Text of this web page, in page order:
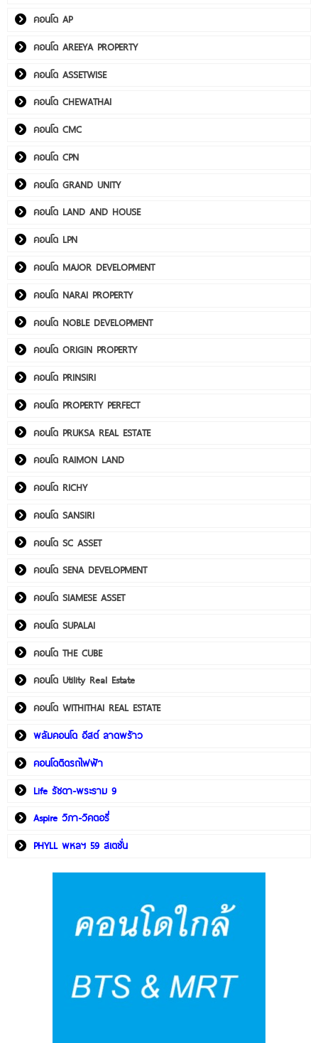
คอนโด AP
คอนโด AREEYA PROPERTY
คอนโด ASSETWISE
คอนโด CHEWATHAI
คอนโด CMC
คอนโด CPN
คอนโด GRAND UNITY
คอนโด LAND AND HOUSE
คอนโด LPN
คอนโด MAJOR DEVELOPMENT
คอนโด NARAI PROPERTY
คอนโด NOBLE DEVELOPMENT
คอนโด ORIGIN PROPERTY
คอนโด PRINSIRI
คอนโด PROPERTY PERFECT
คอนโด PRUKSA REAL ESTATE
คอนโด RAIMON LAND
คอนโด RICHY
คอนโด SANSIRI
คอนโด SC ASSET
คอนโด SENA DEVELOPMENT
คอนโด SIAMESE ASSET
คอนโด SUPALAI
คอนโด THE CUBE
คอนโด Utility Real Estate
คอนโด WITHITHAI REAL ESTATE
พลัมคอนโด อีสต์ ลาดพร้าว
คอนโดติดรถไฟฟ้า
Life รัชดา-พระราม 9
Aspire วิภา-วิคตอรี่
PHYLL พหลฯ 59 สเตชั่น